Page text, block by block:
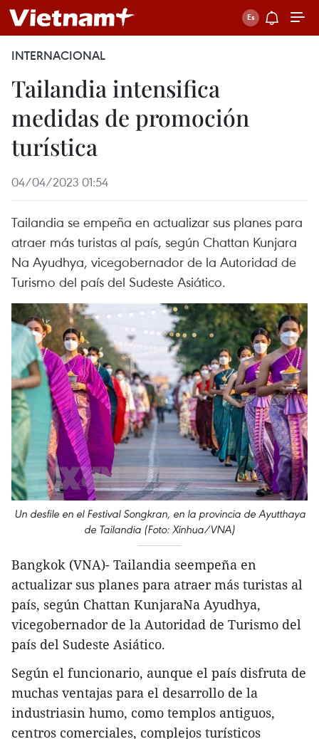
INTERNACIONAL
Tailandia intensifica
medidas de promoción
turística
04/04/2023 01:54
Tailandia se empeña en actualizar sus planes para
atraer más turistas al país, según Chattan Kunjara
Na Ayudhya, vicegobernador de la Autoridad de
Turismo del país del Sudeste Asiático.
Un desfile en el Festival Songkran, en la provincia de Ayutthaya
de Tailandia (Foto: Xinhua/VNA)
Bangkok (VNA)- Tailandia seempeña en
actualizar sus planes para atraer más turistas al
país, según Chattan KunjaraNa Ayudhya,
vicegobernador de la Autoridad de Turismo del
país del Sudeste Asiático.
Según el funcionario, aunque el país disfruta de
muchas ventajas para el desarrollo de la
industriasin humo, como templos antiguos,
centros comerciales, complejos turísticos